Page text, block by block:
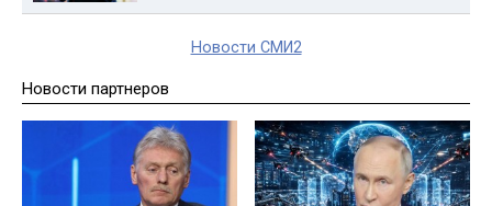
Новости СМИ2
Новости партнеров